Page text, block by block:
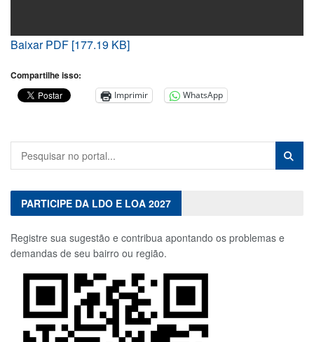
Baixar PDF [177.19 KB]
Compartilhe isso:
Imprimir WhatsApp
PARTICIPE DA LDO E LOA 2027
Registre sua sugestão e contribua apontando os problemas e
demandas de seu bairro ou região.